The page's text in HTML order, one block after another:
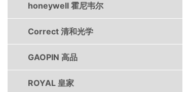
honeywell 霍尼韦尔
Correct 清和光学
GAOPIN 高品
ROYAL 皇家